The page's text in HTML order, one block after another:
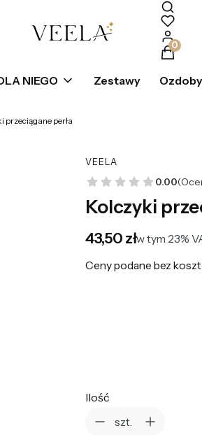
NIEGO Zestawy
przeciągane perła
VEELA
0.00
Kolczyki
Cena
43,50 złw tym 23%
w tym 23%
Ceny podane bez
Ilość
szt.